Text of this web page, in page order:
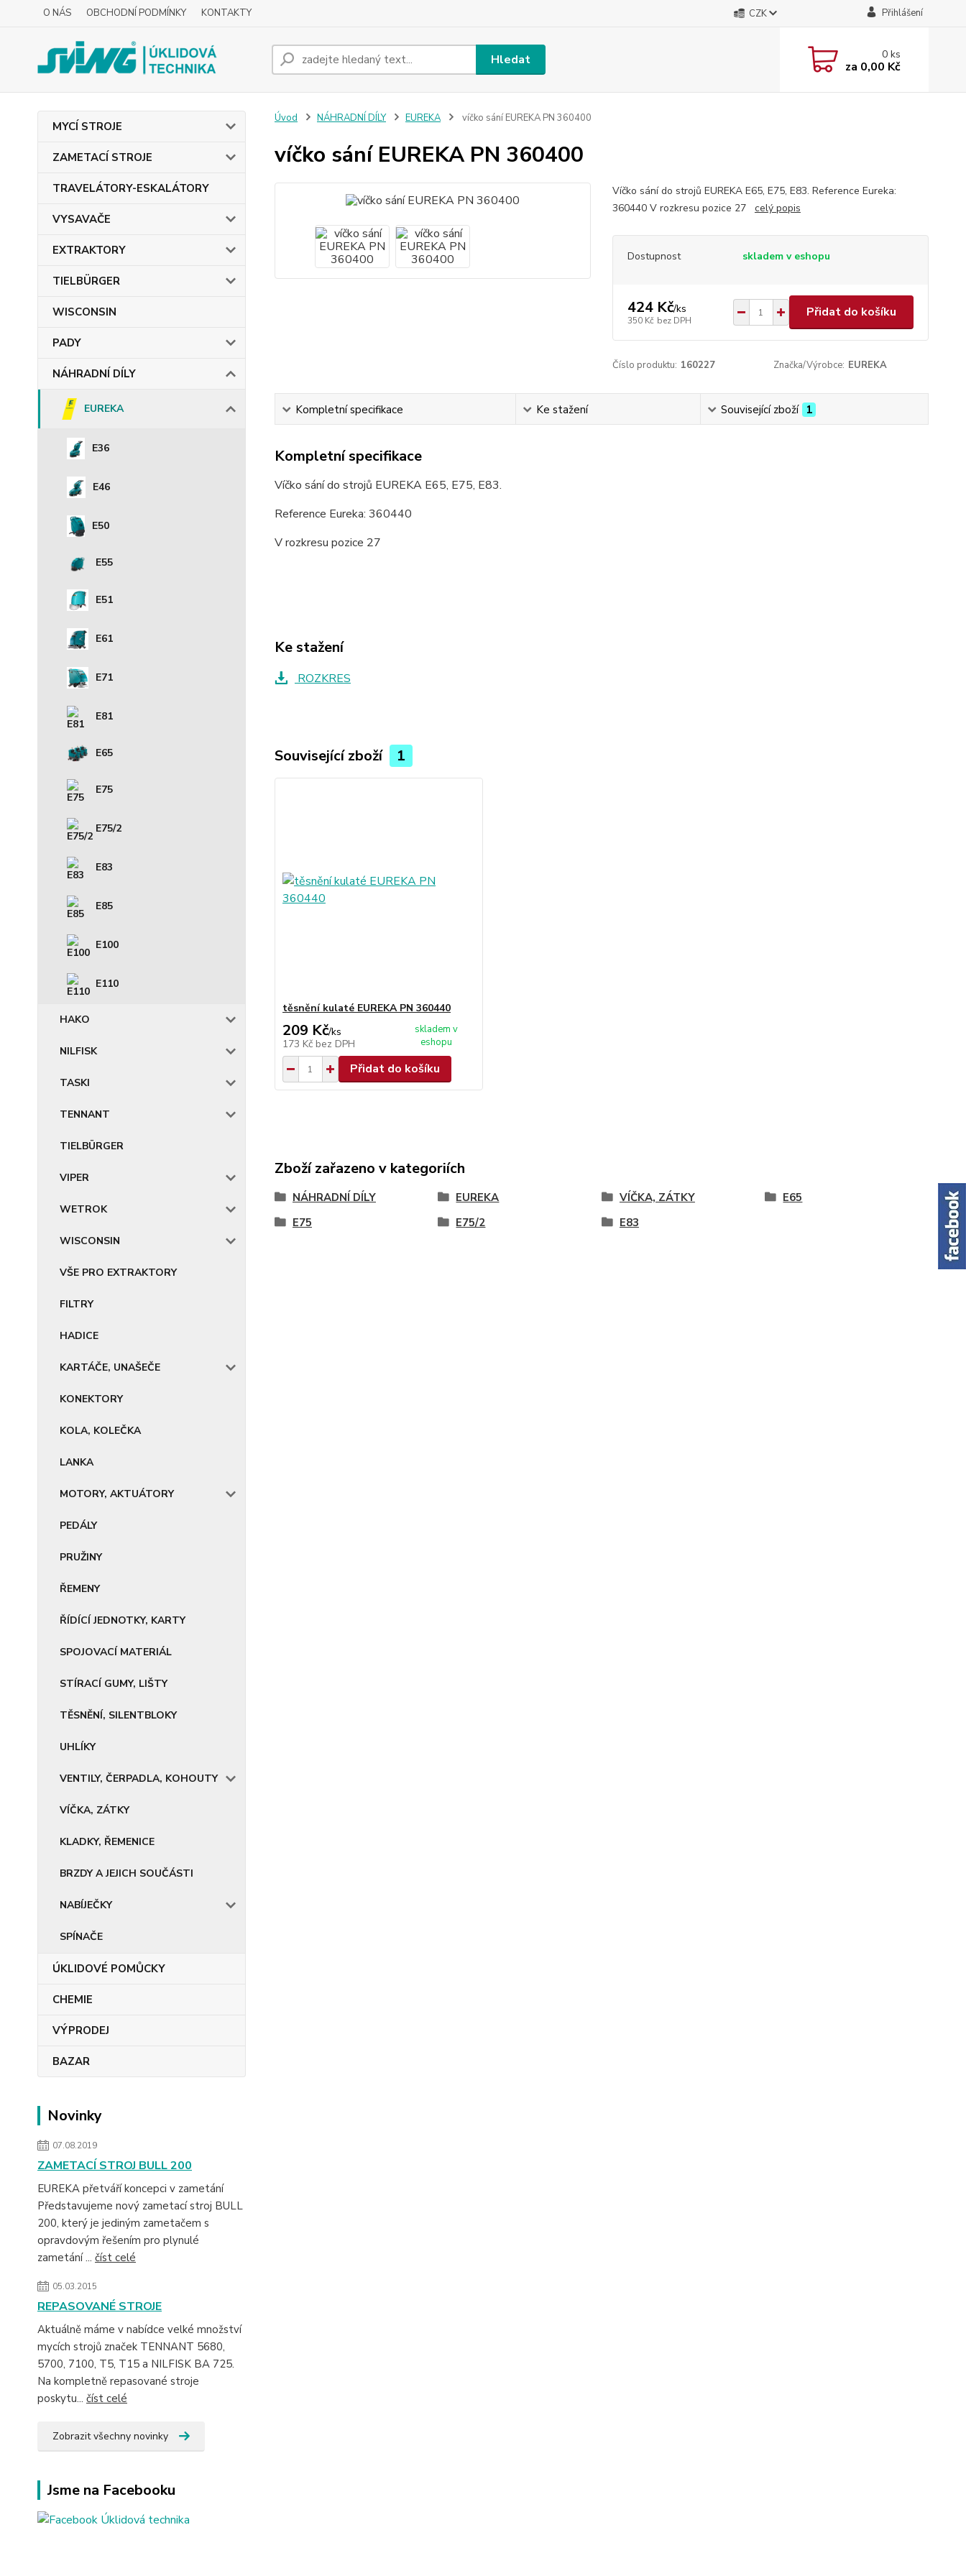
O NÁS OBCHODNÍ PODMÍNKY KONTAKTY CZK Přihlášení
Hledat 0ks
za 0,00 Kč
MYCÍ STROJE
ZAMETACÍ STROJE
TRAVELÁTORY-ESKALÁTORY
VYSAVAČE
EXTRAKTORY
TIELBÜRGER
WISCONSIN
PADY
NÁHRADNÍ DÍLY
EUREKA
E36
E46
E50
E55
E51
E61
E71
E81
E65
E75
E75/2
E83
E85
E100
E110
HAKO
NILFISK
TASKI
TENNANT
TIELBÜRGER
VIPER
WETROK
WISCONSIN
VŠE PRO EXTRAKTORY
FILTRY
HADICE
KARTÁČE, UNAŠEČE
KONEKTORY
KOLA, KOLEČKA
LANKA
MOTORY, AKTUÁTORY
PEDÁLY
PRUŽINY
ŘEMENY
ŘÍDÍCÍ JEDNOTKY, KARTY
SPOJOVACÍ MATERIÁL
STÍRACÍ GUMY, LIŠTY
TĚSNĚNÍ, SILENTBLOKY
UHLÍKY
VENTILY, ČERPADLA, KOHOUTY
VÍČKA, ZÁTKY
KLADKY, ŘEMENICE
BRZDY A JEJICH SOUČÁSTI
NABÍJEČKY
SPÍNAČE
ÚKLIDOVÉ POMŮCKY
CHEMIE
VÝPRODEJ
BAZAR
Novinky
07.08.2019
ZAMETACÍ STROJ BULL 200
EUREKA přetváří koncepci v zametání
Představujeme nový zametací stroj BULL
200, který je jediným zametačem s
opravdovým řešením pro plynulé
zametání ... číst celé
05.03.2015
REPASOVANÉ STROJE
Aktuálně máme v nabídce velké množství
mycích strojů značek TENNANT 5680,
5700, 7100, T5, T15 a NILFISK BA 725.
Na kompletně repasované stroje
poskytu... číst celé
Zobrazit všechny novinky
Jsme na Facebooku
Úvod NÁHRADNÍ DÍLY EUREKA víčko sání EUREKA PN 360400
víčko sání EUREKA PN 360400
Víčko sání do strojů EUREKA E65, E75, E83. Reference Eureka:
360440 V rozkresu pozice 27 celý popis
Dostupnost skladem v eshopu
424 Kč/ks
350 Kč bez DPH
Přidat do košíku
Číslo produktu: 160227 Značka/Výrobce: EUREKA
Kompletní specifikace Ke stažení Související zboží 1
Kompletní specifikace
Víčko sání do strojů EUREKA E65, E75, E83.
Reference Eureka: 360440
V rozkresu pozice 27
Ke stažení
ROZKRES
Související zboží 1
těsnění kulaté EUREKA PN 360440
209 Kč/ks
173 Kč bez DPH
skladem v
eshopu
Přidat do košíku
Zboží zařazeno v kategoriích
NÁHRADNÍ DÍLY EUREKA VÍČKA, ZÁTKY
E65
E75
E75/2 E83